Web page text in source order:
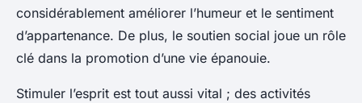
considérablement améliorer l’humeur et le sentiment
d’appartenance. De plus, le soutien social joue un rôle
clé dans la promotion d’une vie épanouie.
Stimuler l’esprit est tout aussi vital ; des activités